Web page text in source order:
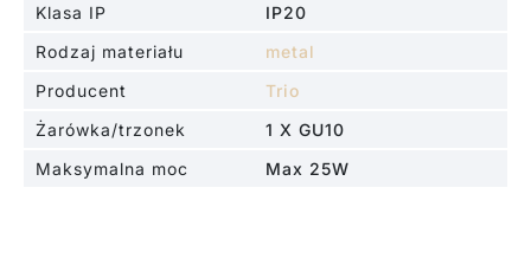
Klasa IP
IP20
Rodzaj materiału
metal
Producent
Trio
Żarówka/trzonek
1 X GU10
Maksymalna moc
Max 25W